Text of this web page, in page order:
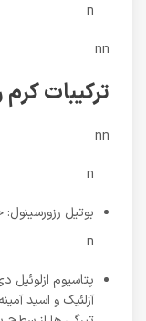
n
nn
ترکیبات
nn
n
بوتیل
n
پتاسیوم
آزلئیک و اسید